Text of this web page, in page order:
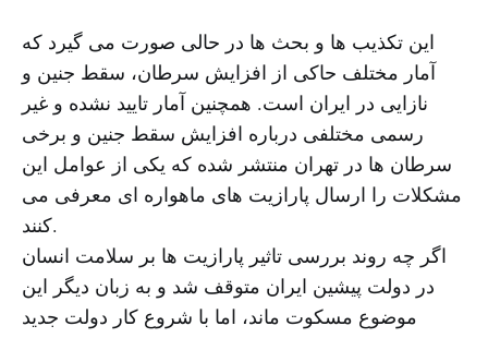
این تکذیب ها و بحث ها در حالی صورت می گیرد که
آمار مختلف حاکی از افزایش سرطان، سقط جنین و
نازایی در ایران است. همچنین آمار تایید نشده و غیر
رسمی مختلفی درباره افزایش سقط جنین و برخی
سرطان ها در تهران منتشر شده که یکی از عوامل این
مشکلات را ارسال پارازیت های ماهواره ای معرفی می
کنند.
اگر چه روند بررسی تاثیر پارازیت ها بر سلامت انسان
در دولت پیشین ایران متوقف شد و به زبان دیگر این
موضوع مسکوت ماند، اما با شروع کار دولت جدید